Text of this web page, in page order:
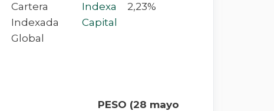
Cartera
Indexada
Global
Indexa
Capital
2,23%
PESO (28 mayo